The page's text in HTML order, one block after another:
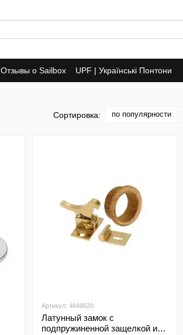
Отзывы о Sailbox UPF | Українські Понтони
Сортировка: по популярности
Артикул: 4848620
Латунный замок с
подпружиненной защелкой и